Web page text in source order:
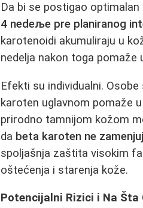
Da bi se postigao
4 nedeље pre planiranog
karotenoidi akumuliraju u
nedelja nakon toga
Efekti su individualni.
karoten uglavnom pomaže
prirodno tamnijom kožom
da beta karoten ne
spoljašnja zaštita visokim
oštećenja i starenja kože.
Potencijalni Rizici i Na